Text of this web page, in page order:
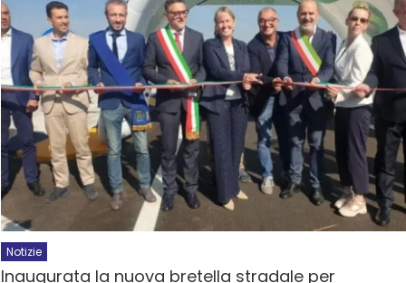
Notizie
Inaugurata la nuova bretella stradale per